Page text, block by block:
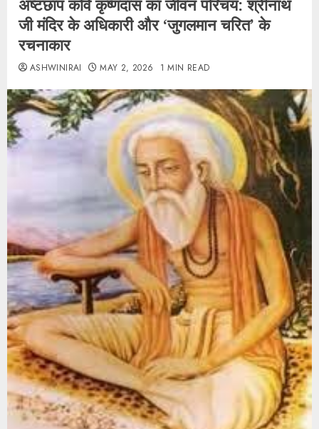
अष्टछाप कवि कृष्णदास का जीवन परिचय: श्रीनाथ
जी मंदिर के अधिकारी और ‘जुगलमान चरित’ के
रचनाकार
ASHWINIRAI MAY 2, 2026 1 MIN READ